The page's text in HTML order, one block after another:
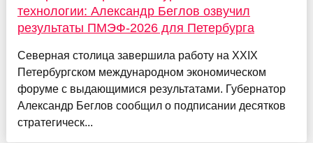
технологии: Александр Беглов озвучил
результаты ПМЭФ-2026 для Петербурга
Северная столица завершила работу на XXIX
Петербургском международном экономическом
форуме с выдающимися результатами. Губернатор
Александр Беглов сообщил о подписании десятков
стратегическ...